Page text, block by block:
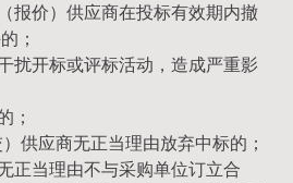
报价）供应商在投标有效期内撤
；
扰开标或评标活动，造成严重影
；
供应商无正当理由放弃中标的；
正当理由不与采购单位订立合